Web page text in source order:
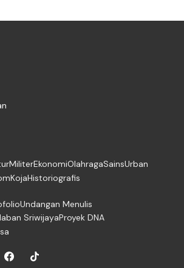
MiliterEkonomiOlahragaSainsUrban
KojaHistoriografis
Undangan Menulis
SriwijayaProyek DNA